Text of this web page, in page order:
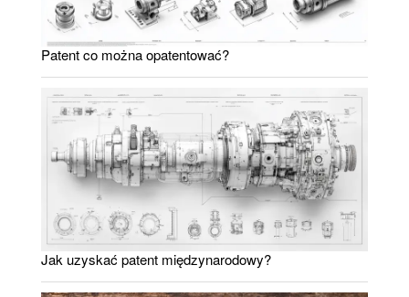
Patent co można opatentować?
Jak uzyskać patent międzynarodowy?